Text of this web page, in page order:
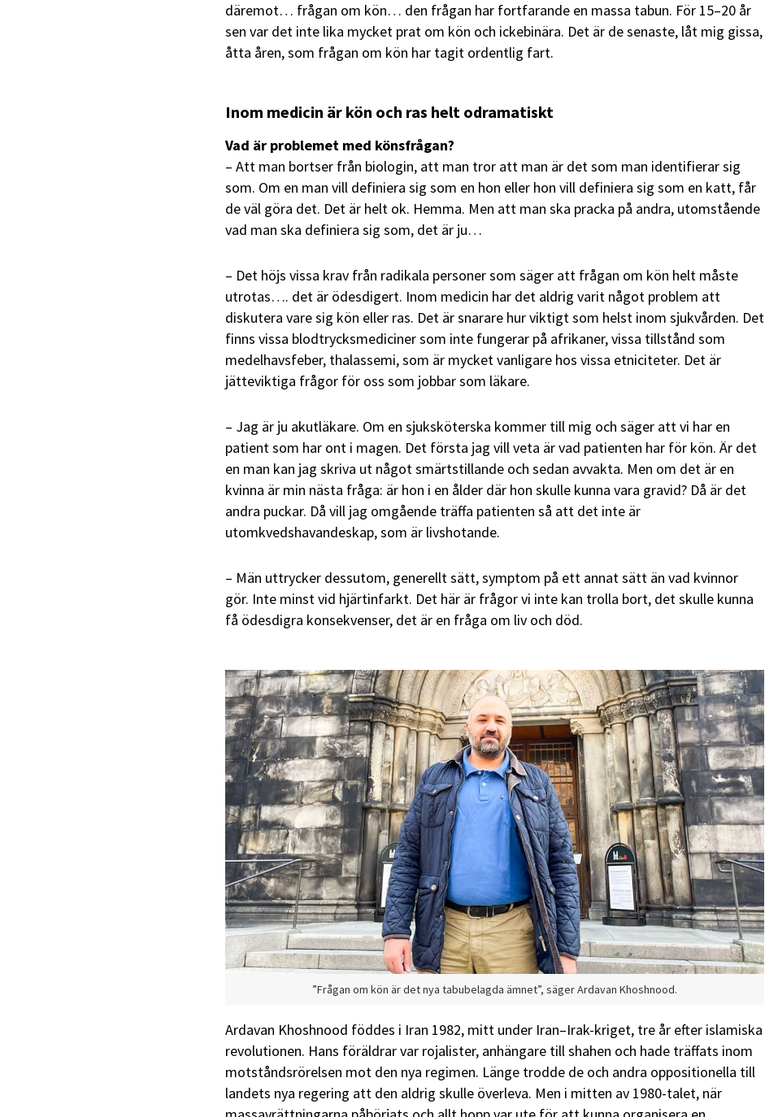
däremot… frågan om kön… den frågan har fortfarande en massa tabun. För 15–20 år
sen var det inte lika mycket prat om kön och ickebinära. Det är de senaste, låt mig gissa,
åtta åren, som frågan om kön har tagit ordentlig fart.
Inom medicin är kön och ras helt odramatiskt
Vad är problemet med könsfrågan?
– Att man bortser från biologin, att man tror att man är det som man identifierar sig
som. Om en man vill definiera sig som en hon eller hon vill definiera sig som en katt, får
de väl göra det. Det är helt ok. Hemma. Men att man ska pracka på andra, utomstående
vad man ska definiera sig som, det är ju…
– Det höjs vissa krav från radikala personer som säger att frågan om kön helt måste
utrotas…. det är ödesdigert. Inom medicin har det aldrig varit något problem att
diskutera vare sig kön eller ras. Det är snarare hur viktigt som helst inom sjukvården. Det
finns vissa blodtrycksmediciner som inte fungerar på afrikaner, vissa tillstånd som
medelhavsfeber, thalassemi, som är mycket vanligare hos vissa etniciteter. Det är
jätteviktiga frågor för oss som jobbar som läkare.
– Jag är ju akutläkare. Om en sjuksköterska kommer till mig och säger att vi har en
patient som har ont i magen. Det första jag vill veta är vad patienten har för kön. Är det
en man kan jag skriva ut något smärtstillande och sedan avvakta. Men om det är en
kvinna är min nästa fråga: är hon i en ålder där hon skulle kunna vara gravid? Då är det
andra puckar. Då vill jag omgående träffa patienten så att det inte är
utomkvedshavandeskap, som är livshotande.
– Män uttrycker dessutom, generellt sätt, symptom på ett annat sätt än vad kvinnor
gör. Inte minst vid hjärtinfarkt. Det här är frågor vi inte kan trolla bort, det skulle kunna
få ödesdigra konsekvenser, det är en fråga om liv och död.
”Frågan om kön är det nya tabubelagda ämnet”, säger Ardavan Khoshnood.
Ardavan Khoshnood föddes i Iran 1982, mitt under Iran–Irak-kriget, tre år efter islamiska
revolutionen. Hans föräldrar var rojalister, anhängare till shahen och hade träffats inom
motståndsrörelsen mot den nya regimen. Länge trodde de och andra oppositionella till
landets nya regering att den aldrig skulle överleva. Men i mitten av 1980-talet, när